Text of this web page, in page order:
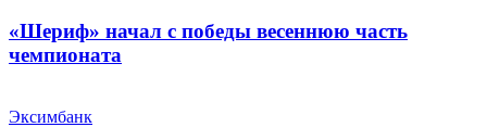
«Шериф» начал с победы весеннюю часть
чемпионата
Эксимбанк